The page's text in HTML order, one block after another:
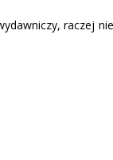
raczej nie